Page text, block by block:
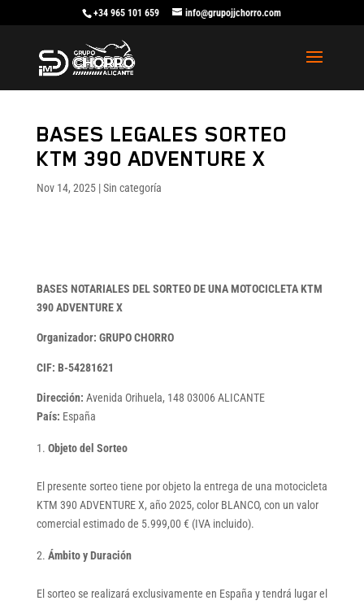
+34 965 101 659 info@grupojjchorro.com
BASES LEGALES SORTEO
KTM 390 ADVENTURE X
Nov 14, 2025|Sin categoría
BASES NOTARIALES DEL SORTEO DE UNA MOTOCICLETA KTM
390 ADVENTURE X
Organizador: GRUPO CHORRO
CIF: B-54281621
Dirección: Avenida Orihuela, 148 03006 ALICANTE
País: España
Objeto del Sorteo
El presente sorteo tiene por objeto la entrega de una motocicleta
KTM 390 ADVENTURE X, año 2025, color BLANCO, con un valor
comercial estimado de 5.999,00 € (IVA incluido).
Ámbito y Duración
El sorteo se realizará exclusivamente en España y tendrá lugar el